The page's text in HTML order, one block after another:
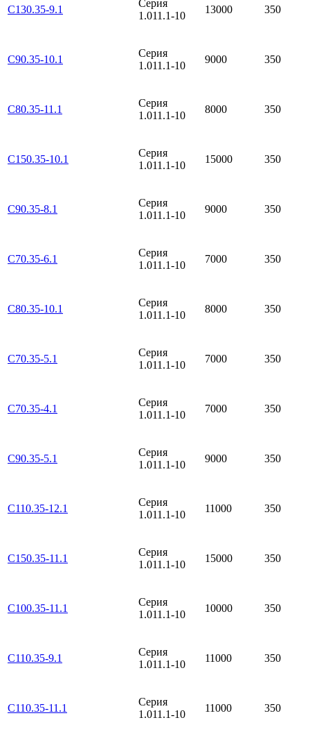
С130.35-9.1
Серия
1.011.1-10
13000 350
С90.35-10.1
Серия
1.011.1-10
9000 350
С80.35-11.1
Серия
1.011.1-10
8000 350
С150.35-10.1
Серия
1.011.1-10
15000 350
С90.35-8.1
Серия
1.011.1-10
9000 350
С70.35-6.1
Серия
1.011.1-10
7000 350
С80.35-10.1
Серия
1.011.1-10
8000 350
С70.35-5.1
Серия
1.011.1-10
7000 350
С70.35-4.1
Серия
1.011.1-10
7000 350
С90.35-5.1
Серия
1.011.1-10
9000 350
С110.35-12.1
Серия
1.011.1-10
11000 350
С150.35-11.1
Серия
1.011.1-10
15000 350
С100.35-11.1
Серия
1.011.1-10
10000 350
С110.35-9.1
Серия
1.011.1-10
11000 350
С110.35-11.1
Серия
1.011.1-10
11000 350